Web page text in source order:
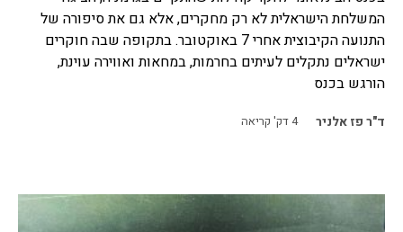
המשלחת הישראלית לא רק מחקרים, אלא גם את סיפורה של
התנועה הקיבוצית אחרי 7 באוקטובר. בתקופה שבה חוקרים
ישראלים נתקלים לעיתים בחרמות, במחאות ואווירה עוינת,
הורגש בכנס
ד"ר פז אלניר 4דק' קריאה